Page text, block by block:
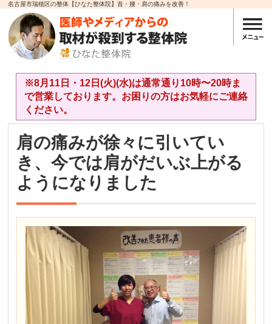
名古屋市瑞穂区の整体【ひなた整体院】首・腰・肩の痛みを改善！
※8月11日・12日(火)(水)は通常通り10時〜20時ま
で営業しております。お困りの方はお気軽にご連絡
ください。
肩の痛みが徐々に引いてい
き、今では肩がだいぶ上がる
ようになりました